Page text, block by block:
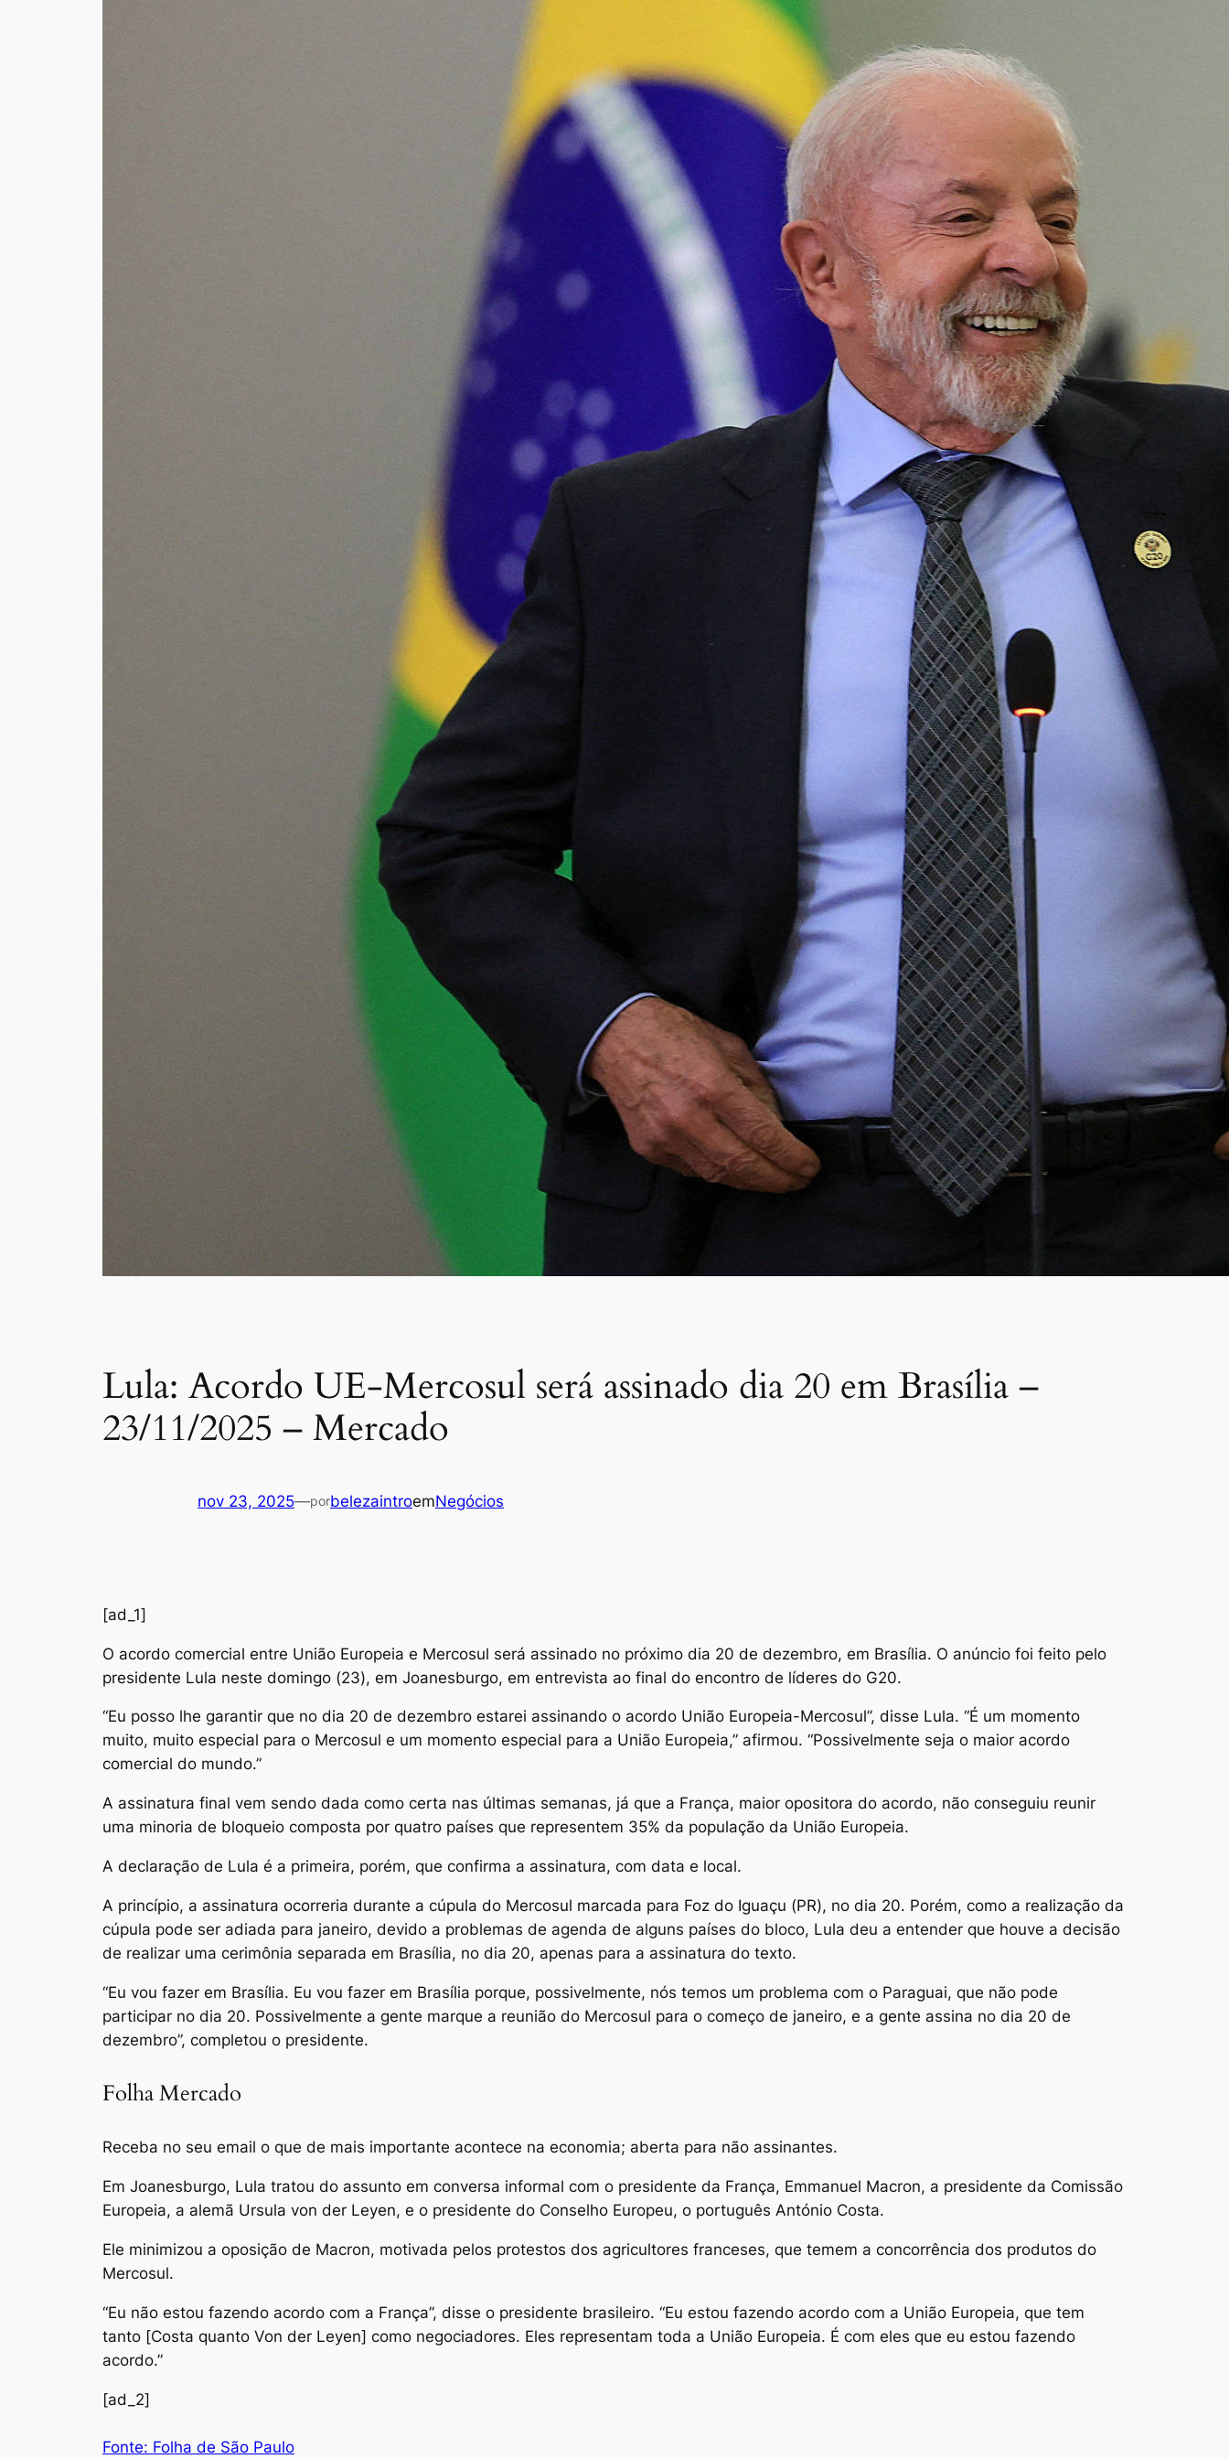
Lula: Acordo UE-Mercosul será assinado dia 20 em Brasília –
23/11/2025 – Mercado
nov 23, 2025—porbelezaintroemNegócios
[ad_1]
O acordo comercial entre União Europeia e Mercosul será assinado no próximo dia 20 de dezembro, em Brasília. O anúncio foi feito pelo
presidente Lula neste domingo (23), em Joanesburgo, em entrevista ao final do encontro de líderes do G20.
“Eu posso lhe garantir que no dia 20 de dezembro estarei assinando o acordo União Europeia-Mercosul”, disse Lula. “É um momento
muito, muito especial para o Mercosul e um momento especial para a União Europeia,” afirmou. “Possivelmente seja o maior acordo
comercial do mundo.”
A assinatura final vem sendo dada como certa nas últimas semanas, já que a França, maior opositora do acordo, não conseguiu reunir
uma minoria de bloqueio composta por quatro países que representem 35% da população da União Europeia.
A declaração de Lula é a primeira, porém, que confirma a assinatura, com data e local.
A princípio, a assinatura ocorreria durante a cúpula do Mercosul marcada para Foz do Iguaçu (PR), no dia 20. Porém, como a realização da
cúpula pode ser adiada para janeiro, devido a problemas de agenda de alguns países do bloco, Lula deu a entender que houve a decisão
de realizar uma cerimônia separada em Brasília, no dia 20, apenas para a assinatura do texto.
“Eu vou fazer em Brasília. Eu vou fazer em Brasília porque, possivelmente, nós temos um problema com o Paraguai, que não pode
participar no dia 20. Possivelmente a gente marque a reunião do Mercosul para o começo de janeiro, e a gente assina no dia 20 de
dezembro”, completou o presidente.
Folha Mercado
Receba no seu email o que de mais importante acontece na economia; aberta para não assinantes.
Em Joanesburgo, Lula tratou do assunto em conversa informal com o presidente da França, Emmanuel Macron, a presidente da Comissão
Europeia, a alemã Ursula von der Leyen, e o presidente do Conselho Europeu, o português António Costa.
Ele minimizou a oposição de Macron, motivada pelos protestos dos agricultores franceses, que temem a concorrência dos produtos do
Mercosul.
“Eu não estou fazendo acordo com a França”, disse o presidente brasileiro. “Eu estou fazendo acordo com a União Europeia, que tem
tanto [Costa quanto Von der Leyen] como negociadores. Eles representam toda a União Europeia. É com eles que eu estou fazendo
acordo.”
[ad_2]
Fonte: Folha de São Paulo